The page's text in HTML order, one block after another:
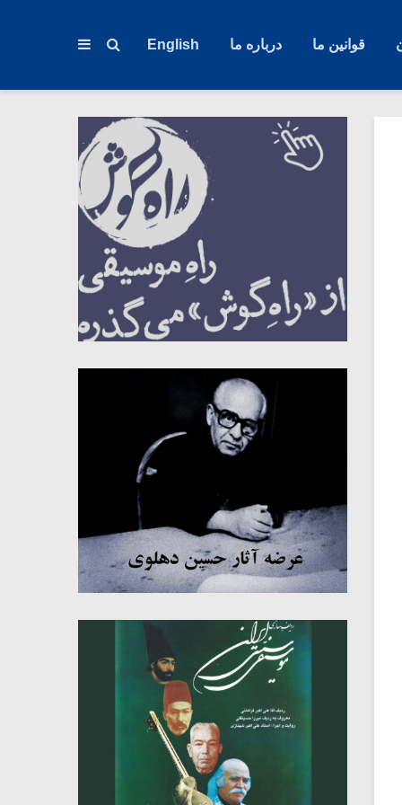
قوانین ما درباره ما English
میکلوش روژا